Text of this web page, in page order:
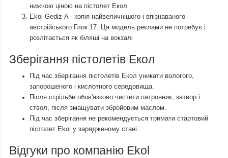
нижчою ціною на пістолет Екол
Ekol Gediz-A - копія найвеличнішого і впізнаваного
австрійського Глок 17. Ця модель реклами не потребує і
розлітається як біляші на вокзалі
Зберігання пістолетів Екол
Під час зберігання пістолетів Екол уникати вологого,
запорошеного і кислотного середовища.
Після стрільби обов'язково чистити патронник, затвор і
ствол, після змащувати збройовим маслом.
Під час зберігання не рекомендується тримати стартовий
пістолет Ekol у зарядженому стані.
Відгуки про компанію Ekol